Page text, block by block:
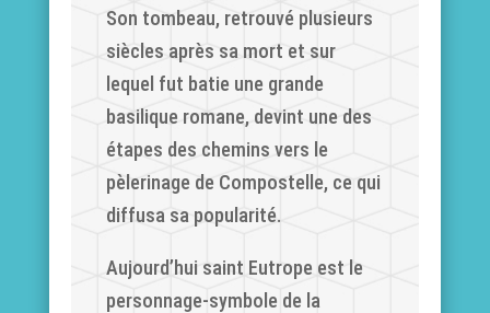
Son tombeau, retrouvé plusieurs
siècles après sa mort et sur
lequel fut batie une grande
basilique romane, devint une des
étapes des chemins vers le
pèlerinage de Compostelle, ce qui
diffusa sa popularité.
Aujourd’hui saint Eutrope est le
personnage-symbole de la